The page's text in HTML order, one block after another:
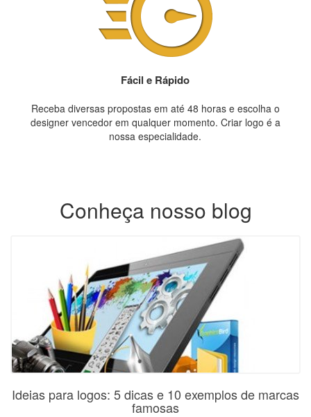
Fácil e Rápido
Receba diversas propostas em até 48 horas e escolha o
designer vencedor em qualquer momento. Criar logo é a
nossa especialidade.
Conheça nosso blog
Ideias para logos: 5 dicas e 10 exemplos de marcas
famosas